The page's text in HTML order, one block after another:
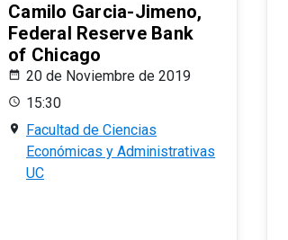
Camilo Garcia-Jimeno,
Federal Reserve Bank
of Chicago
20 de Noviembre de 2019
15:30
Facultad de Ciencias
Económicas y Administrativas
UC